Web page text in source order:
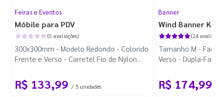
Feiras e Eventos
Móbile para PDV
(0 avaliações)
300x300mm - Modelo Redondo - Colorido
Frente e Verso - Carretel Fio de Nylon
R$ 133,99 / 5 unidades
Banner
Wind Banner
(24
Tamanho M -
Verso - Dupla-
R$ 174,99